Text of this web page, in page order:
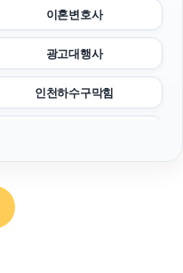
이혼변호사
광고대행사
인천하수구막힘